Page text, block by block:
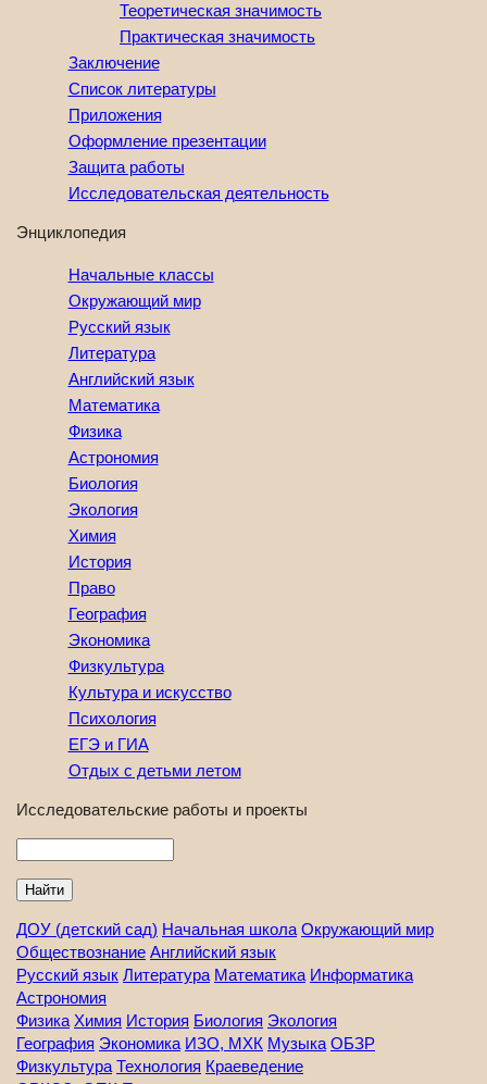
Теоретическая значимость
Практическая значимость
Заключение
Список литературы
Приложения
Оформление презентации
Защита работы
Исследовательская деятельность
Энциклопедия
Начальные классы
Окружающий мир
Русский язык
Литература
Английский язык
Математика
Физика
Астрономия
Биология
Экология
Химия
История
Право
География
Экономика
Физкультура
Культура и искусство
Психология
ЕГЭ и ГИА
Отдых с детьми летом
Исследовательские работы и проекты
ДОУ (детский сад) Начальная школа Окружающий мир
Обществознание Английский язык
Русский язык Литература Математика Информатика
Астрономия
Физика Химия История Биология Экология
География Экономика ИЗО, МХК Музыка ОБЗР
Физкультура Технология Краеведение